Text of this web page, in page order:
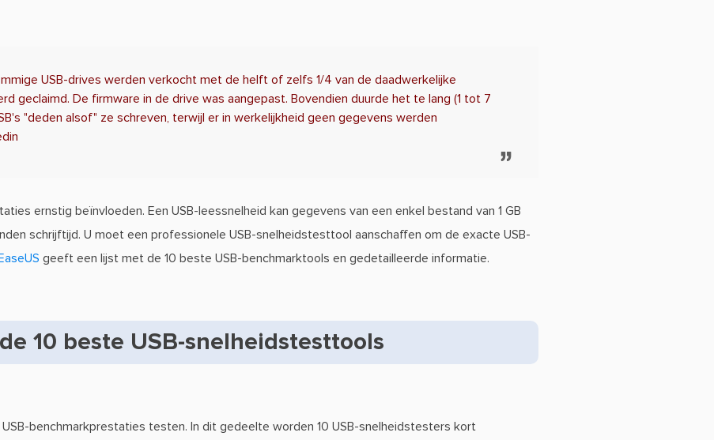
USB-drives werden verkocht met de helft of zelfs 1/4 van de daadwerkelijke
geclaimd. De firmware in de drive was aangepast. Bovendien duurde het te lang (1 tot 7
"deden alsof" ze schreven, terwijl er in werkelijkheid geen gegevens werden
ernstig beïnvloeden. Een USB-leessnelheid kan gegevens van een enkel bestand van 1 GB
schrijftijd. U moet een professionele USB-snelheidstesttool aanschaffen om de exacte USB-
EaseUS geeft een lijst met de 10 beste USB-benchmarktools en gedetailleerde informatie.
10 beste USB-snelheidstesttools
USB-benchmarkprestaties testen. In dit gedeelte worden 10 USB-snelheidstesters kort